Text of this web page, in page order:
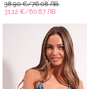
38.90 €/76.08 ЛВ.
31.12 €/60.87 ЛВ.